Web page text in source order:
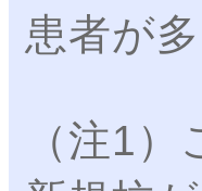
患者が
（注1